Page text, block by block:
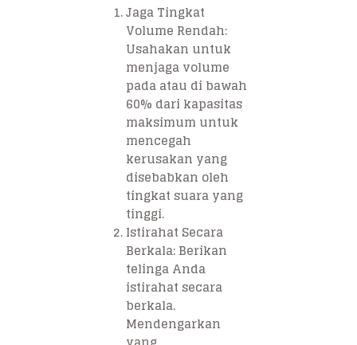
Jaga Tingkat
Volume Rendah:
Usahakan untuk
menjaga volume
pada atau di bawah
60% dari kapasitas
maksimum untuk
mencegah
kerusakan yang
disebabkan oleh
tingkat suara yang
tinggi.
Istirahat Secara
Berkala: Berikan
telinga Anda
istirahat secara
berkala.
Mendengarkan